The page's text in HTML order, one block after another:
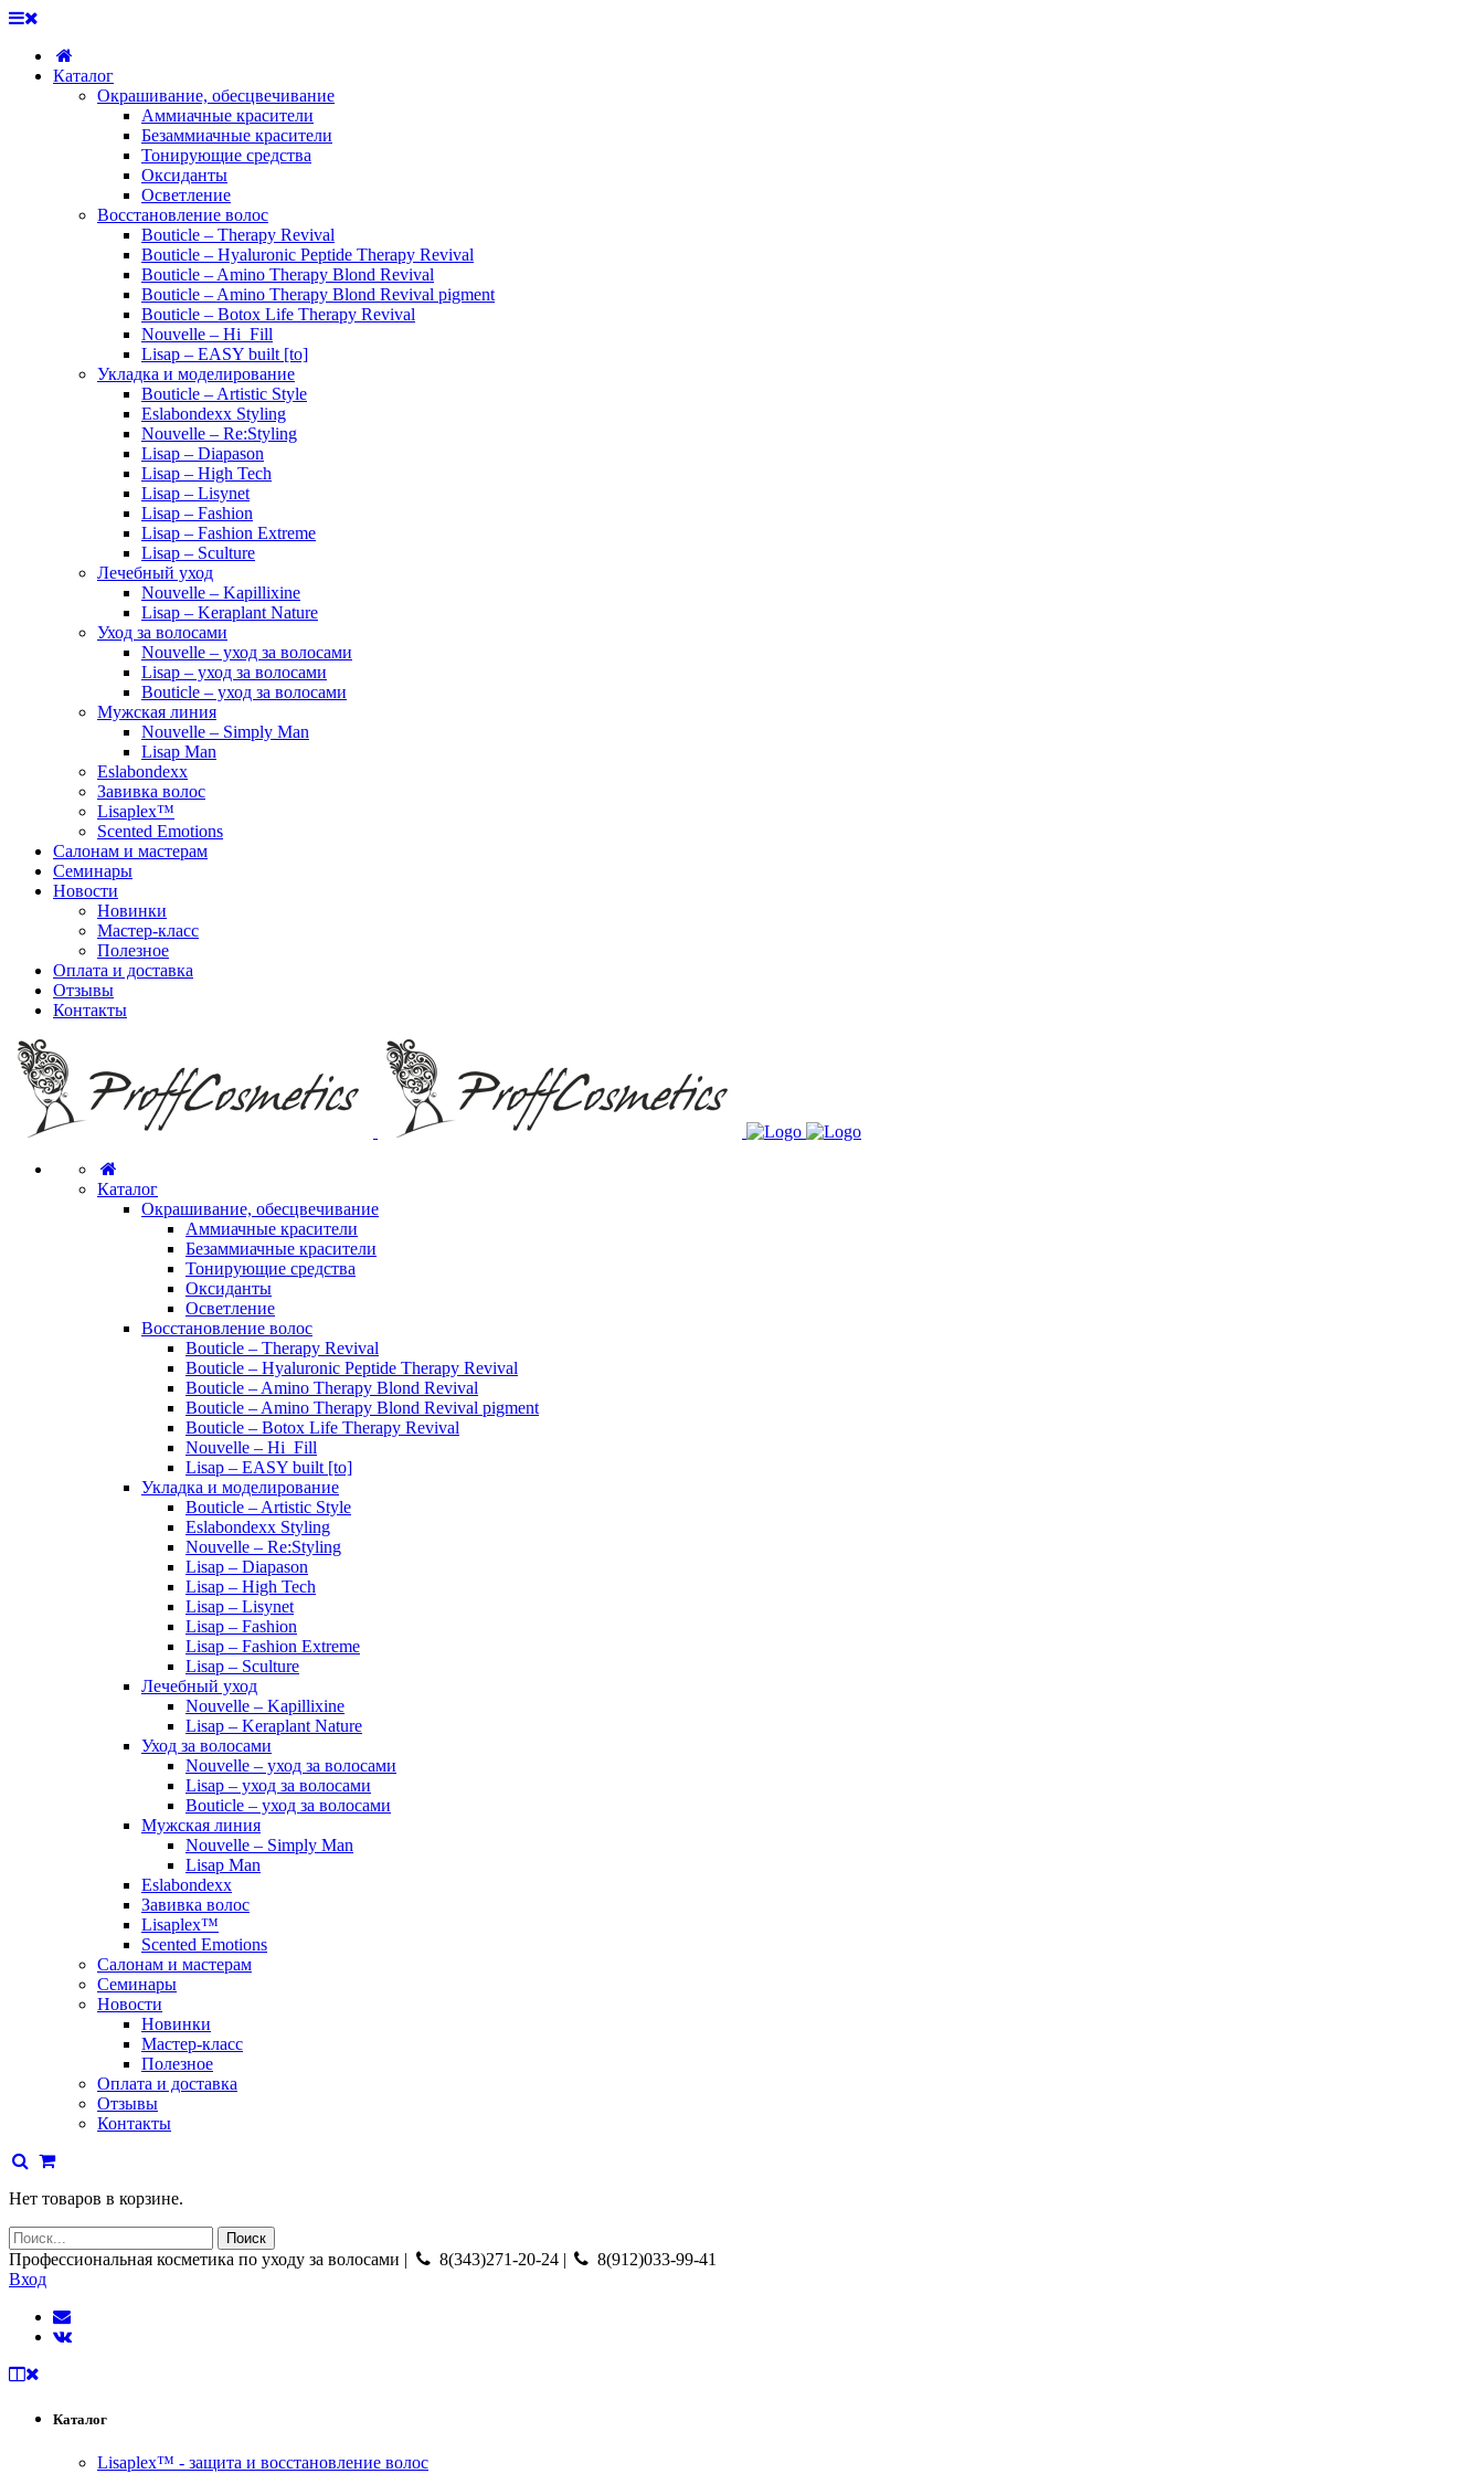
Каталог
Окрашивание, обесцвечивание
Аммиачные красители
Безаммиачные красители
Тонирующие средства
Оксиданты
Осветление
Восстановление волос
Bouticle – Therapy Revival
Bouticle – Hyaluronic Peptide Therapy Revival
Bouticle – Amino Therapy Blond Revival
Bouticle – Amino Therapy Blond Revival pigment
Bouticle – Botox Life Therapy Revival
Nouvelle – Hi_Fill
Lisap – EASY built [to]
Укладка и моделирование
Bouticle – Artistic Style
Eslabondexx Styling
Nouvelle – Re:Styling
Lisap – Diapason
Lisap – High Tech
Lisap – Lisynet
Lisap – Fashion
Lisap – Fashion Extreme
Lisap – Sculture
Лечебный уход
Nouvelle – Kapillixine
Lisap – Keraplant Nature
Уход за волосами
Nouvelle – уход за волосами
Lisap – уход за волосами
Bouticle – уход за волосами
Мужская линия
Nouvelle – Simply Man
Lisap Man
Eslabondexx
Завивка волос
Lisaplex™
Scented Emotions
Салонам и мастерам
Семинары
Новости
Новинки
Мастер-класс
Полезное
Оплата и доставка
Отзывы
Контакты
Каталог
Окрашивание, обесцвечивание
Аммиачные красители
Безаммиачные красители
Тонирующие средства
Оксиданты
Осветление
Восстановление волос
Bouticle – Therapy Revival
Bouticle – Hyaluronic Peptide Therapy Revival
Bouticle – Amino Therapy Blond Revival
Bouticle – Amino Therapy Blond Revival pigment
Bouticle – Botox Life Therapy Revival
Nouvelle – Hi_Fill
Lisap – EASY built [to]
Укладка и моделирование
Bouticle – Artistic Style
Eslabondexx Styling
Nouvelle – Re:Styling
Lisap – Diapason
Lisap – High Tech
Lisap – Lisynet
Lisap – Fashion
Lisap – Fashion Extreme
Lisap – Sculture
Лечебный уход
Nouvelle – Kapillixine
Lisap – Keraplant Nature
Уход за волосами
Nouvelle – уход за волосами
Lisap – уход за волосами
Bouticle – уход за волосами
Мужская линия
Nouvelle – Simply Man
Lisap Man
Eslabondexx
Завивка волос
Lisaplex™
Scented Emotions
Салонам и мастерам
Семинары
Новости
Новинки
Мастер-класс
Полезное
Оплата и доставка
Отзывы
Контакты
Нет товаров в корзине.
Профессиональная косметика по уходу за волосами | 8(343)271-20-24 |
8(912)033-99-41
Вход
Каталог
Lisaplex™ - защита и восстановление волос